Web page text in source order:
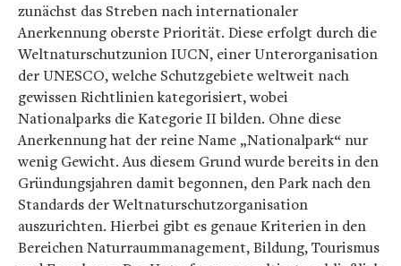
zunächst das Streben nach internationaler
Anerkennung oberste Priorität. Diese erfolgt durch die
Weltnaturschutzunion IUCN, einer Unterorganisation
der UNESCO, welche Schutzgebiete weltweit nach
gewissen Richtlinien kategorisiert, wobei
Nationalparks die Kategorie II bilden. Ohne diese
Anerkennung hat der reine Name „Nationalpark“ nur
wenig Gewicht. Aus diesem Grund wurde bereits in den
Gründungsjahren damit begonnen, den Park nach den
Standards der Weltnaturschutzorganisation
auszurichten. Hierbei gibt es genaue Kriterien in den
Bereichen Naturraummanagement, Bildung, Tourismus